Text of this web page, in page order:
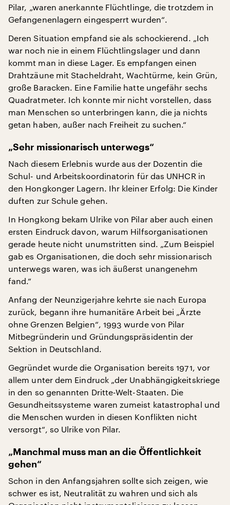
Pilar, „waren anerkannte Flüchtlinge, die trotzdem in
Gefangenenlagern eingesperrt wurden“.
Deren Situation empfand sie als schockierend. „Ich
war noch nie in einem Flüchtlingslager und dann
kommt man in diese Lager. Es empfangen einen
Drahtzäune mit Stacheldraht, Wachtürme, kein Grün,
große Baracken. Eine Familie hatte ungefähr sechs
Quadratmeter. Ich konnte mir nicht vorstellen, dass
man Menschen so unterbringen kann, die ja nichts
getan haben, außer nach Freiheit zu suchen.“
„Sehr missionarisch unterwegs“
Nach diesem Erlebnis wurde aus der Dozentin die
Schul- und Arbeitskoordinatorin für das UNHCR in
den Hongkonger Lagern. Ihr kleiner Erfolg: Die Kinder
duften zur Schule gehen.
In Hongkong bekam Ulrike von Pilar aber auch einen
ersten Eindruck davon, warum Hilfsorganisationen
gerade heute nicht unumstritten sind. „Zum Beispiel
gab es Organisationen, die doch sehr missionarisch
unterwegs waren, was ich äußerst unangenehm
fand.“
Anfang der Neunzigerjahre kehrte sie nach Europa
zurück, begann ihre humanitäre Arbeit bei „Ärzte
ohne Grenzen Belgien“, 1993 wurde von Pilar
Mitbegründerin und Gründungspräsidentin der
Sektion in Deutschland.
Gegründet wurde die Organisation bereits 1971, vor
allem unter dem Eindruck „der Unabhängigkeitskriege
in den so genannten Dritte-Welt-Staaten. Die
Gesundheitssysteme waren zumeist katastrophal und
die Menschen wurden in diesen Konflikten nicht
versorgt“, so Ulrike von Pilar.
„Manchmal muss man an die Öffentlichkeit
gehen“
Schon in den Anfangsjahren sollte sich zeigen, wie
schwer es ist, Neutralität zu wahren und sich als